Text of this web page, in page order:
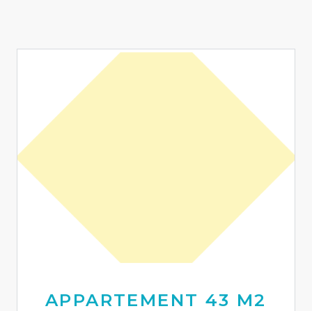
APPARTEMENT 43 M2